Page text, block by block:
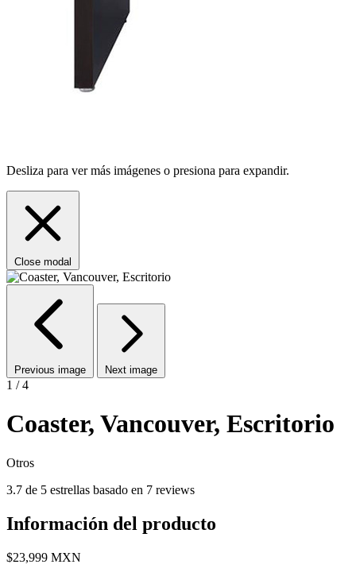
Desliza para ver más imágenes o presiona para expandir.
Close modal
Previous image Next image
1 / 4
Coaster, Vancouver, Escritorio
Otros
3.7 de 5 estrellas basado en 7 reviews
Información del producto
$23,999 MXN